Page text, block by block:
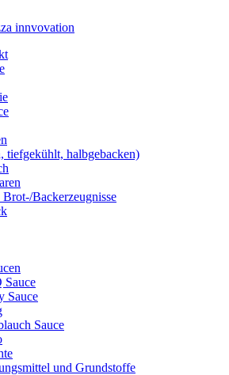
innvovation
tiefgekühlt, halbgebacken)
Backerzeugnisse
Sauce
Sauce
Sauce
und Grundstoffe